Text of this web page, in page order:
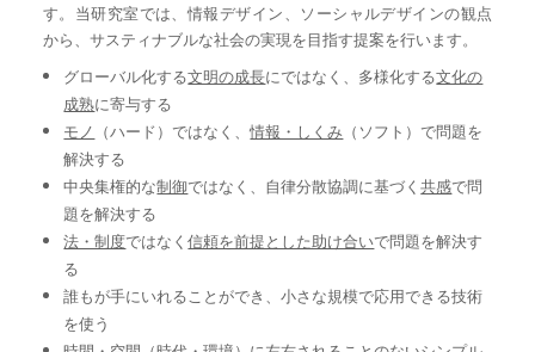
す。当研究室では、情報デザイン、ソーシャルデザインの観点
から、サスティナブルな社会の実現を目指す提案を行います。
グローバル化する文明の成長にではなく、多様化する文化の
成熟に寄与する
モノ （ハード）ではなく、情報・しくみ （ソフト）で問題を
解決する
中央集権的な制御ではなく、自律分散協調に基づく共感で問
題を解決する
法・制度ではなく信頼を前提とした助け合いで問題を解決す
る
誰もが手にいれることができ、小さな規模で応用できる技術
を使う